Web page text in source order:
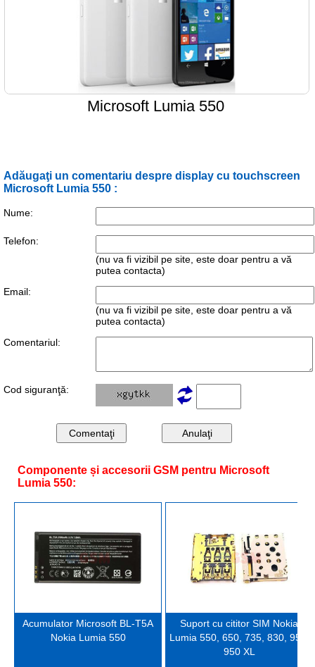
Microsoft Lumia 550
Adăugaţi un comentariu despre display cu touchscreen
Microsoft Lumia 550 :
Nume:
Telefon:
(nu va fi vizibil pe site, este doar pentru a vă
putea contacta)
Email:
(nu va fi vizibil pe site, este doar pentru a vă
putea contacta)
Comentariul:
Cod siguranţă:
Componente și accesorii GSM pentru Microsoft
Lumia 550:
Acumulator Microsoft BL-T5A
Nokia Lumia 550
Suport cu cititor SIM Nokia
Lumia 550, 650, 735, 830, 950,
950 XL